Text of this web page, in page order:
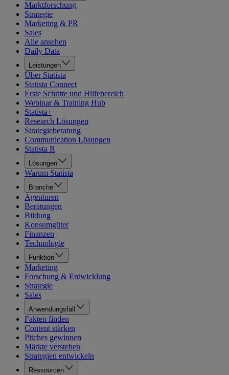
Marktforschung
Strategie
Marketing & PR
Sales
Alle ansehen
Daily Data
Leistungen
Über Statista
Statista Connect
Erste Schritte und Hilfebereich
Webinar & Training Hub
Statista+
Research Lösungen
Strategieberatung
Communication Lösungen
Statista R
Lösungen
Warum Statista
Branche
Agenturen
Beratungen
Bildung
Konsumgüter
Finanzen
Technologie
Funktion
Marketing
Forschung & Entwicklung
Strategie
Sales
Anwendungsfall
Fakten finden
Content stärken
Pitches gewinnen
Märkte verstehen
Strategien entwickeln
Ressourcen